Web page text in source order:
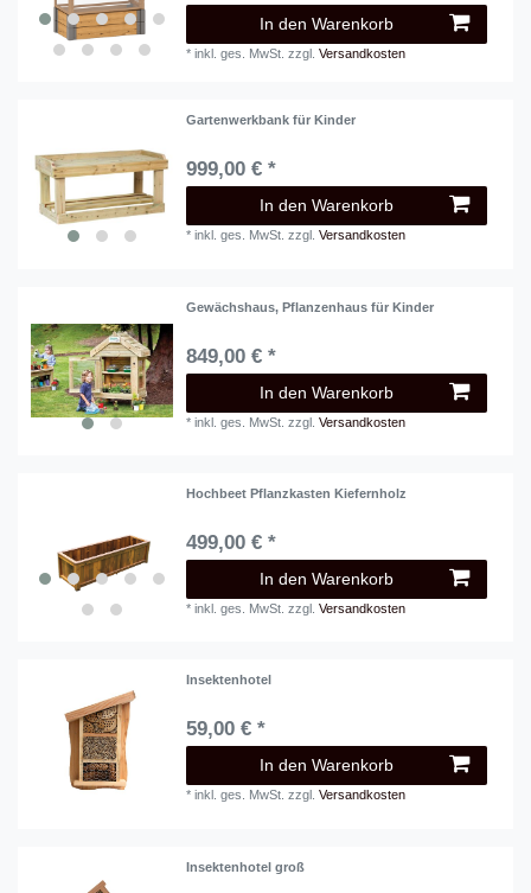
In den Warenkorb
*inkl. ges. MwSt. zzgl.Versandkosten
Gartenwerkbank für Kinder
999,00 € *
In den Warenkorb
*inkl. ges. MwSt. zzgl.Versandkosten
Gewächshaus, Pflanzenhaus für Kinder
849,00 € *
In den Warenkorb
*inkl. ges. MwSt. zzgl.Versandkosten
Hochbeet Pflanzkasten Kiefernholz
499,00 € *
In den Warenkorb
*inkl. ges. MwSt. zzgl.Versandkosten
Insektenhotel
59,00 € *
In den Warenkorb
*inkl. ges. MwSt. zzgl.Versandkosten
Insektenhotel groß